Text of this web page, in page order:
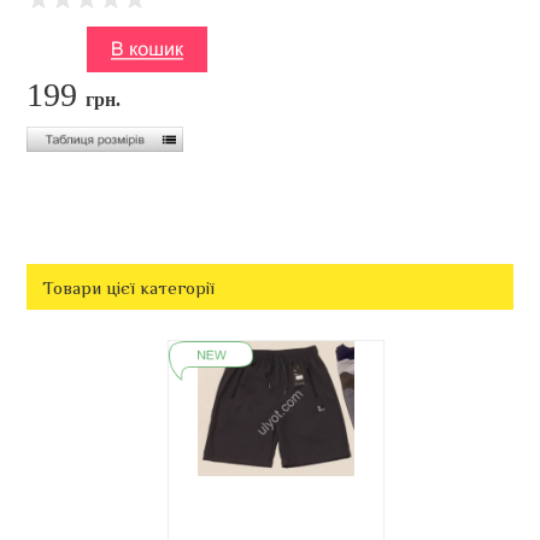
199грн.
Товари цієї категорії